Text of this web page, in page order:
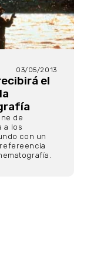
03/05/2013
el
de
a los
con un